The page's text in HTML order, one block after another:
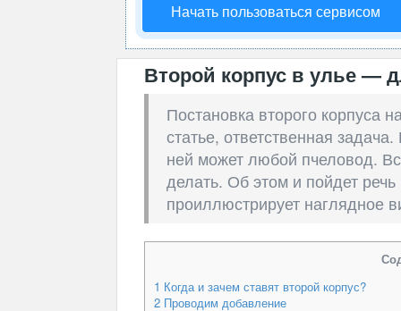
Начать пользоваться сервисом
Второй корпус в улье —
Постановка второго корпуса
статье, ответственная
ней может любой пчеловод.
делать. Об этом и пойдет
проиллюстрирует наглядное
1 Когда и зачем ставят второй корпус?
2 Проводим добавление